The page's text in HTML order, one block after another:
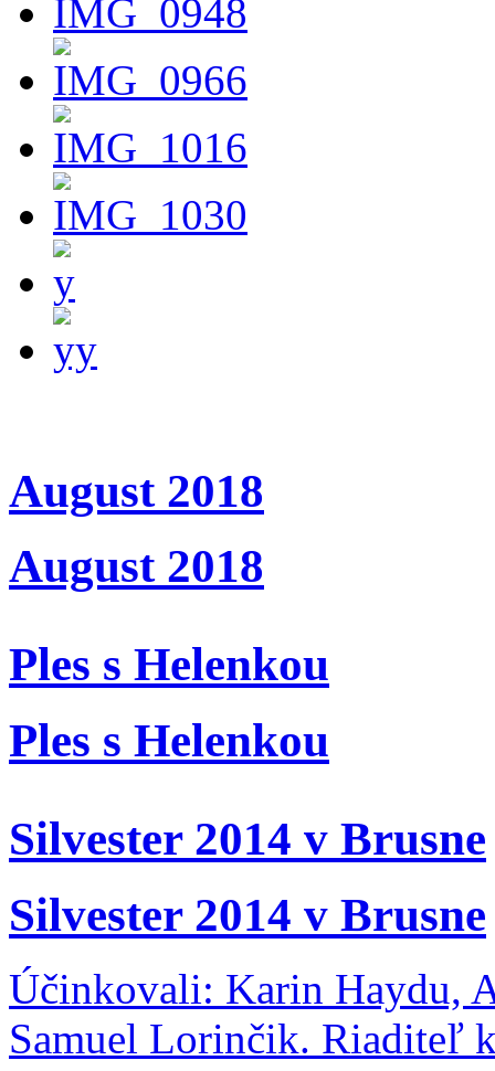
August 2018
August 2018
Ples s Helenkou
Ples s Helenkou
Silvester 2014 v Brusne
Silvester 2014 v Brusne
Účinkovali: Karin Haydu,
Samuel Lorinčik. Riaditeľ